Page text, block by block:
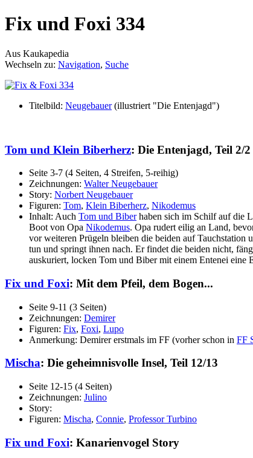
Fix und Foxi 334
Aus Kaukapedia
Wechseln zu: Navigation, Suche
Titelbild: Neugebauer(illustriert "Die Entenjagd")
Tom und Klein Biberherz: Die Entenjagd, Teil 2/2
Seite 3-7 (4 Seiten, 4 Streifen, 5-reihig)
Zeichnungen: Walter Neugebauer
Story: Norbert Neugebauer
Figuren: Tom, Klein Biberherz, Nikodemus
Inhalt: Auch Tom und Biberhaben sich im Schilf auf die
Boot von Opa Nikodemus. Opa rudert eilig an Land,
vor weiteren Prügeln bleiben die beiden auf Tauchstation
tun und springt ihnen nach. Er findet die beiden nicht,
auskuriert, locken Tom und Biber mit einem Entenei eine
Fix und Foxi: Mit dem Pfeil, dem Bogen...
Seite 9-11 (3 Seiten)
Zeichnungen: Demirer
Figuren: Fix, Foxi, Lupo
Anmerkung: Demirer erstmals im FF (vorher schon in FF
Mischa: Die geheimnisvolle Insel, Teil 12/13
Seite 12-15 (4 Seiten)
Zeichnungen: Julino
Story:
Figuren: Mischa, Connie, Professor Turbino
Fix und Foxi: Kanarienvogel Story